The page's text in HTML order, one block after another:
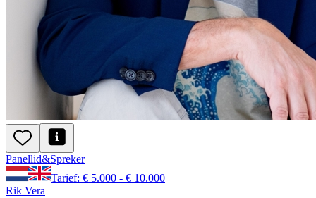
Panellid&Spreker
Tarief: € 5.000 - € 10.000
Rik Vera